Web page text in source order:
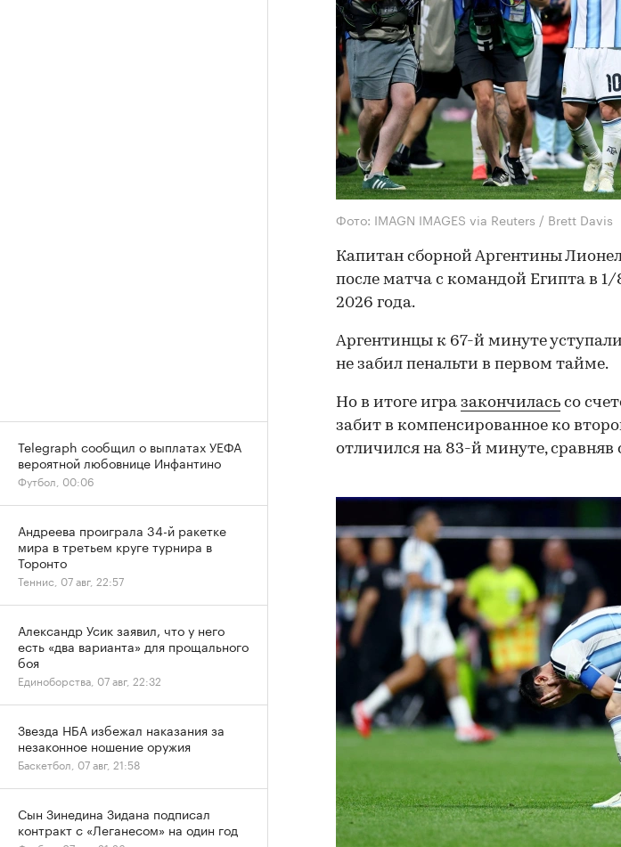
Фото: IMAGN IMAGES via Reuters / Brett Davis
Капитан сборной Аргентины
после матча с командой Египта в
2026 года.
Аргентинцы к 67-й минуте
не забил пенальти в первом тайме.
Но в итоге игра закончилась со
забит в компенсированное ко
отличился на 83-й минуте, сравняв
/ 00:00
Telegraph сообщил о выплатах УЕФА
вероятной любовнице Инфантино
Футбол, 00:06
Андреева проиграла 34-й ракетке
мира в третьем круге турнира в
Торонто
Теннис, 07 авг, 22:57
Александр Усик заявил, что у него
есть «два варианта» для прощального
боя
Единоборства, 07 авг, 22:32
Звезда НБА избежал наказания за
незаконное ношение оружия
Баскетбол, 07 авг, 21:58
Сын Зинедина Зидана подписал
контракт с «Леганесом» на один год